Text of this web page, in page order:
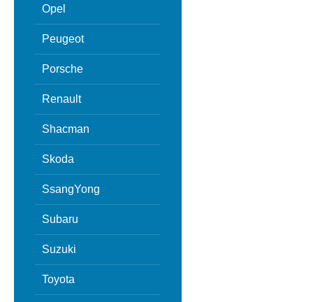
Opel
Peugeot
Porsche
Renault
Shacman
Skoda
SsangYong
Subaru
Suzuki
Toyota